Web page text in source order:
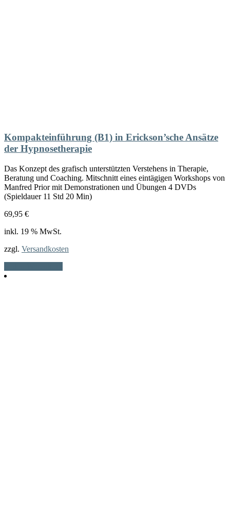
Kompakteinführung (B1) in Erickson’sche Ansätze
der Hypnosetherapie
Das Konzept des grafisch unterstützten Verstehens in Therapie,
Beratung und Coaching. Mitschnitt eines eintägigen Workshops von
Manfred Prior mit Demonstrationen und Übungen 4 DVDs
(Spieldauer 11 Std 20 Min)
69,95 €
inkl. 19 % MwSt.
zzgl. Versandkosten